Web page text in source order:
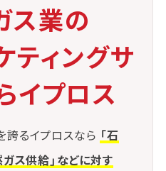
ス業の
ィングサ
イプロス
るイプロスなら 「石
ガス供給」などに対す